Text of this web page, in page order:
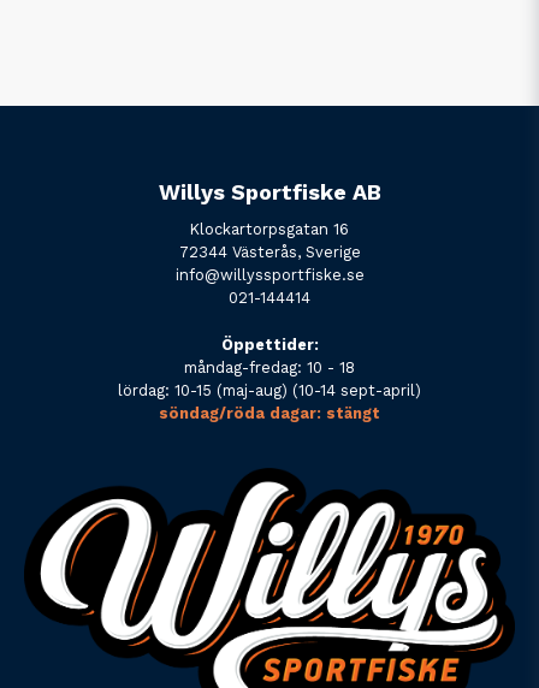
Willys Sportfiske AB
Klockartorpsgatan 16
72344 Västerås, Sverige
info@willyssportfiske.se
021-144414
Öppettider:
måndag-fredag: 10 - 18
lördag: 10-15 (maj-aug) (10-14 sept-april)
söndag/röda dagar: stängt